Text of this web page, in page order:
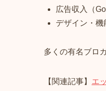
広告収入（
デザイン・機
多くの有名ブロ
【関連記事】 エ